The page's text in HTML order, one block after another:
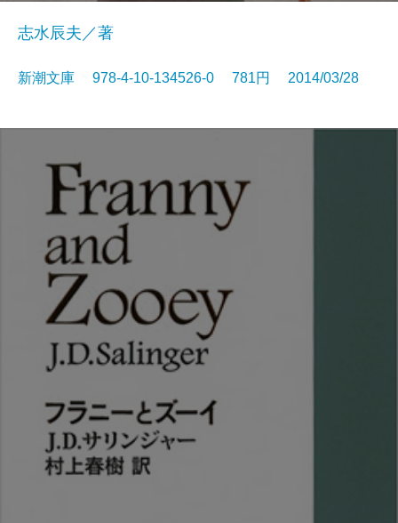
志水辰夫／著
新潮文庫 978-4-10-134526-0 781円 2014/03/28